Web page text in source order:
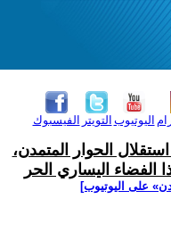
الفيسبوك التويتر اليوتيوب
الحوار المتمدن،
اليساري الحر
على اليوتيوب]